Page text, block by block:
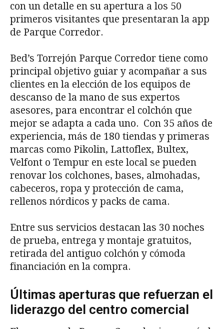
con un detalle en su apertura a los 50
primeros visitantes que presentaran la app
de Parque Corredor.
Bed’s Torrejón Parque Corredor tiene como
principal objetivo guiar y acompañar a sus
clientes en la elección de los equipos de
descanso de la mano de sus expertos
asesores, para encontrar el colchón que
mejor se adapta a cada uno. Con 35 años de
experiencia, más de 180 tiendas y primeras
marcas como Pikolin, Lattoflex, Bultex,
Velfont o Tempur en este local se pueden
renovar los colchones, bases, almohadas,
cabeceros, ropa y protección de cama,
rellenos nórdicos y packs de cama.
Entre sus servicios destacan las 30 noches
de prueba, entrega y montaje gratuitos,
retirada del antiguo colchón y cómoda
financiación en la compra.
Últimas aperturas que refuerzan el
liderazgo del centro comercial